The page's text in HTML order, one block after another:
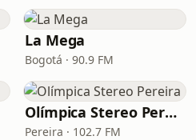
La Mega
Bogotá · 90.9 FM
Olímpica Stereo Pereira
Pereira · 102.7 FM